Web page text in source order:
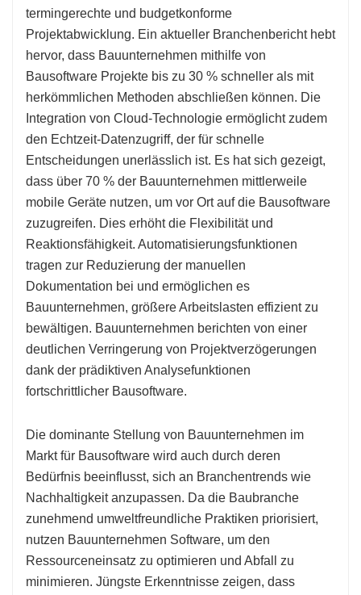
termingerechte und budgetkonforme
Projektabwicklung. Ein aktueller Branchenbericht hebt
hervor, dass Bauunternehmen mithilfe von
Bausoftware Projekte bis zu 30 % schneller als mit
herkömmlichen Methoden abschließen können. Die
Integration von Cloud-Technologie ermöglicht zudem
den Echtzeit-Datenzugriff, der für schnelle
Entscheidungen unerlässlich ist. Es hat sich gezeigt,
dass über 70 % der Bauunternehmen mittlerweile
mobile Geräte nutzen, um vor Ort auf die Bausoftware
zuzugreifen. Dies erhöht die Flexibilität und
Reaktionsfähigkeit. Automatisierungsfunktionen
tragen zur Reduzierung der manuellen
Dokumentation bei und ermöglichen es
Bauunternehmen, größere Arbeitslasten effizient zu
bewältigen. Bauunternehmen berichten von einer
deutlichen Verringerung von Projektverzögerungen
dank der prädiktiven Analysefunktionen
fortschrittlicher Bausoftware.
Die dominante Stellung von Bauunternehmen im
Markt für Bausoftware wird auch durch deren
Bedürfnis beeinflusst, sich an Branchentrends wie
Nachhaltigkeit anzupassen. Da die Baubranche
zunehmend umweltfreundliche Praktiken priorisiert,
nutzen Bauunternehmen Software, um den
Ressourceneinsatz zu optimieren und Abfall zu
minimieren. Jüngste Erkenntnisse zeigen, dass